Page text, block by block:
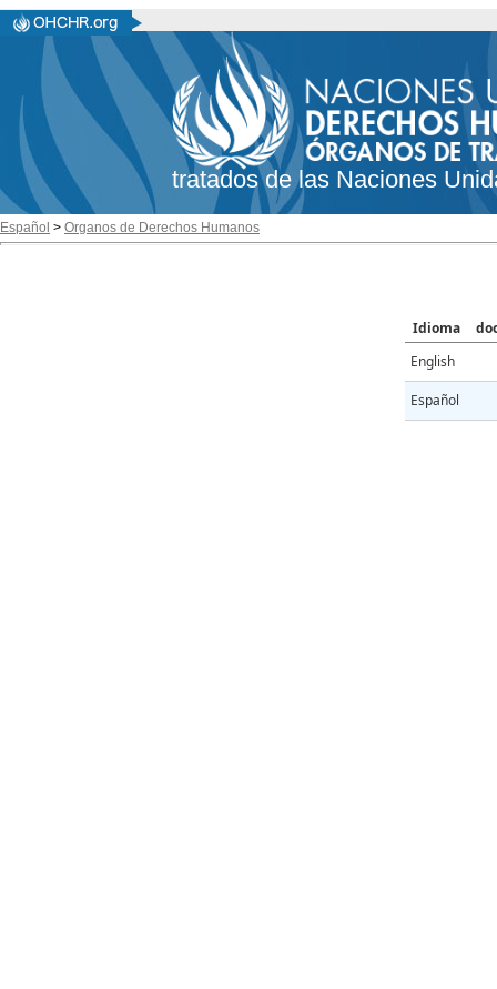
tratados de las Naciones
Español > Organos de Derechos Humanos
Idioma
English
Español